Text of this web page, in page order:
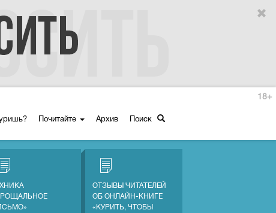
Почитайте Архив Поиск
18+
ОТЗЫВЫ ЧИТАТЕЛЕЙ
ОБ ОНЛАЙН-КНИГЕ
«КУРИТЬ, ЧТОБЫ